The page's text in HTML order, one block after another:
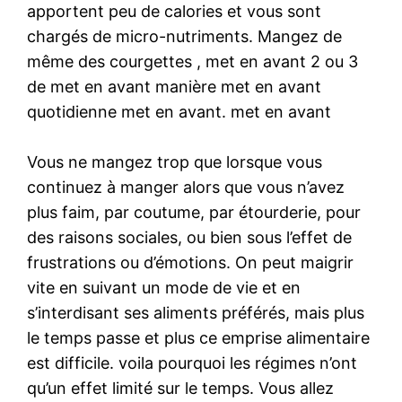
apportent peu de calories et vous sont
chargés de micro-nutriments. Mangez de
même des courgettes , met en avant 2 ou 3
de met en avant manière met en avant
quotidienne met en avant. met en avant
Vous ne mangez trop que lorsque vous
continuez à manger alors que vous n’avez
plus faim, par coutume, par étourderie, pour
des raisons sociales, ou bien sous l’effet de
frustrations ou d’émotions. On peut maigrir
vite en suivant un mode de vie et en
s’interdisant ses aliments préférés, mais plus
le temps passe et plus ce emprise alimentaire
est difficile. voila pourquoi les régimes n’ont
qu’un effet limité sur le temps. Vous allez